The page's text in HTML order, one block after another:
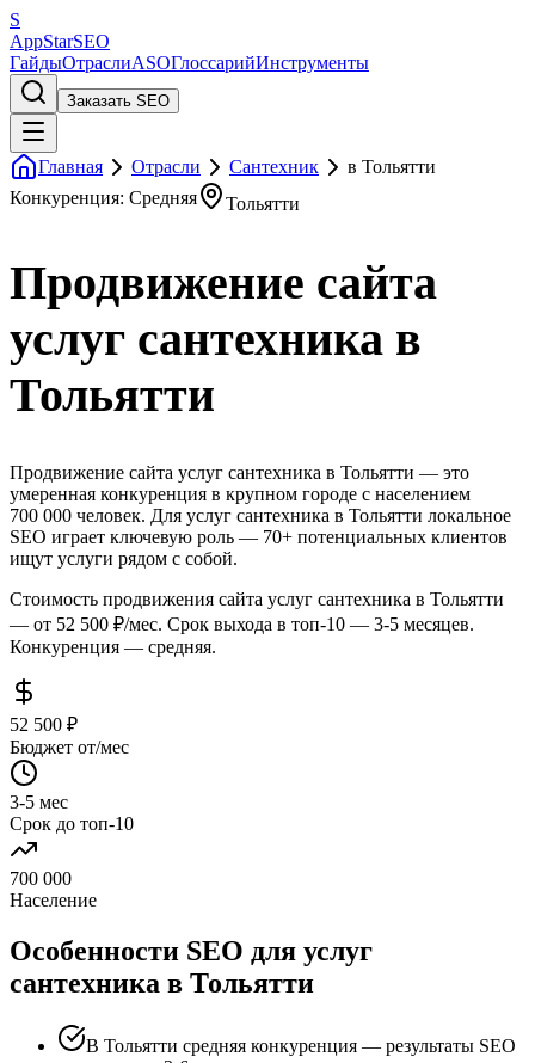
S
AppStarSEO
ГайдыОтраслиASOГлоссарийИнструменты
Заказать SEO
Главная Отрасли Сантехник
в Тольятти
Конкуренция: Средняя
Тольятти
Продвижение сайта
услуг сантехника в
Тольятти
Продвижение сайта услуг сантехника в Тольятти — это
умеренная конкуренция в крупном городе с населением
700 000 человек. Для услуг сантехника в Тольятти локальное
SEO играет ключевую роль — 70+ потенциальных клиентов
ищут услуги рядом с собой.
Стоимость продвижения сайта услуг сантехника в Тольятти
— от 52 500 ₽/мес. Срок выхода в топ-10 — 3-5 месяцев.
Конкуренция — средняя.
52 500 ₽
Бюджет от/мес
3-5 мес
Срок до топ-10
700 000
Население
Особенности SEO для услуг
сантехника в Тольятти
В Тольятти средняя конкуренция — результаты SEO